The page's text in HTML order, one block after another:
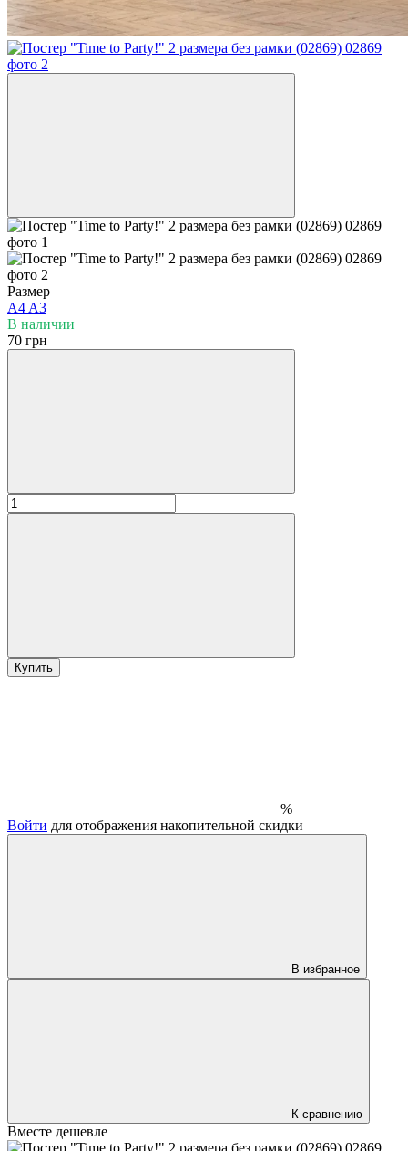
Размер
A4 A3
В наличии
70 грн
Купить
%
Войти для отображения накопительной скидки
В избранное
К сравнению
Вместе дешевле